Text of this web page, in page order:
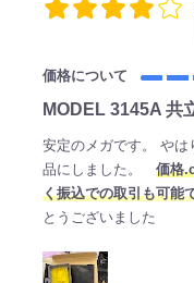
価格について
MODEL 3145A 共
安定のメガです。 や
品にしました。 価格
く振込での取引も可能
とうございました